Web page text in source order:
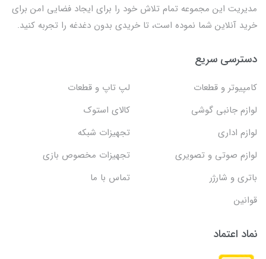
مدیریت این مجموعه تمام تلاش خود را برای ایجاد فضایی امن برای
خرید آنلاین شما نموده است، تا خریدی بدون دغدغه را تجربه کنید.
دسترسی سریع
کامپیوتر و قطعات
لپ تاپ و قطعات
لوازم جانبی گوشی
کالای استوک
لوازم اداری
تجهیزات شبکه
لوازم صوتی و تصویری
تجهیزات مخصوص بازی
باتری و شارژر
تماس با ما
قوانین
نماد اعتماد